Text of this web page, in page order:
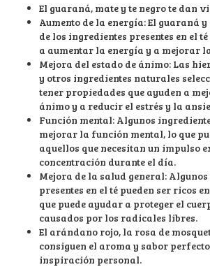
El guaraná, mate y te negro te dan
Aumento de la energía: El guaraná y
de los ingredientes presentes en el
a aumentar la energía y a mejorar
Mejora del estado de ánimo: Las
y otros ingredientes naturales
tener propiedades que ayuden a
ánimo y a reducir el estrés y la
Función mental: Algunos
mejorar la función mental, lo que
aquellos que necesitan un impulso
concentración durante el día.
Mejora de la salud general:
presentes en el té pueden ser ricos
que puede ayudar a proteger el
causados por los radicales libres.
El arándano rojo, la rosa de
consiguen el aroma y sabor
inspiración personal.